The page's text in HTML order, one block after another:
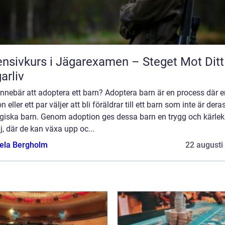
i Jägarexamen – Steget Mot Ditt
att adoptera ett barn? Adoptera barn är en process där
eller ett par väljer att bli föräldrar till ett barn som inte är
barn. Genom adoption ges dessa barn en trygg och
där de kan växa upp oc...
Bergholm
22 augusti